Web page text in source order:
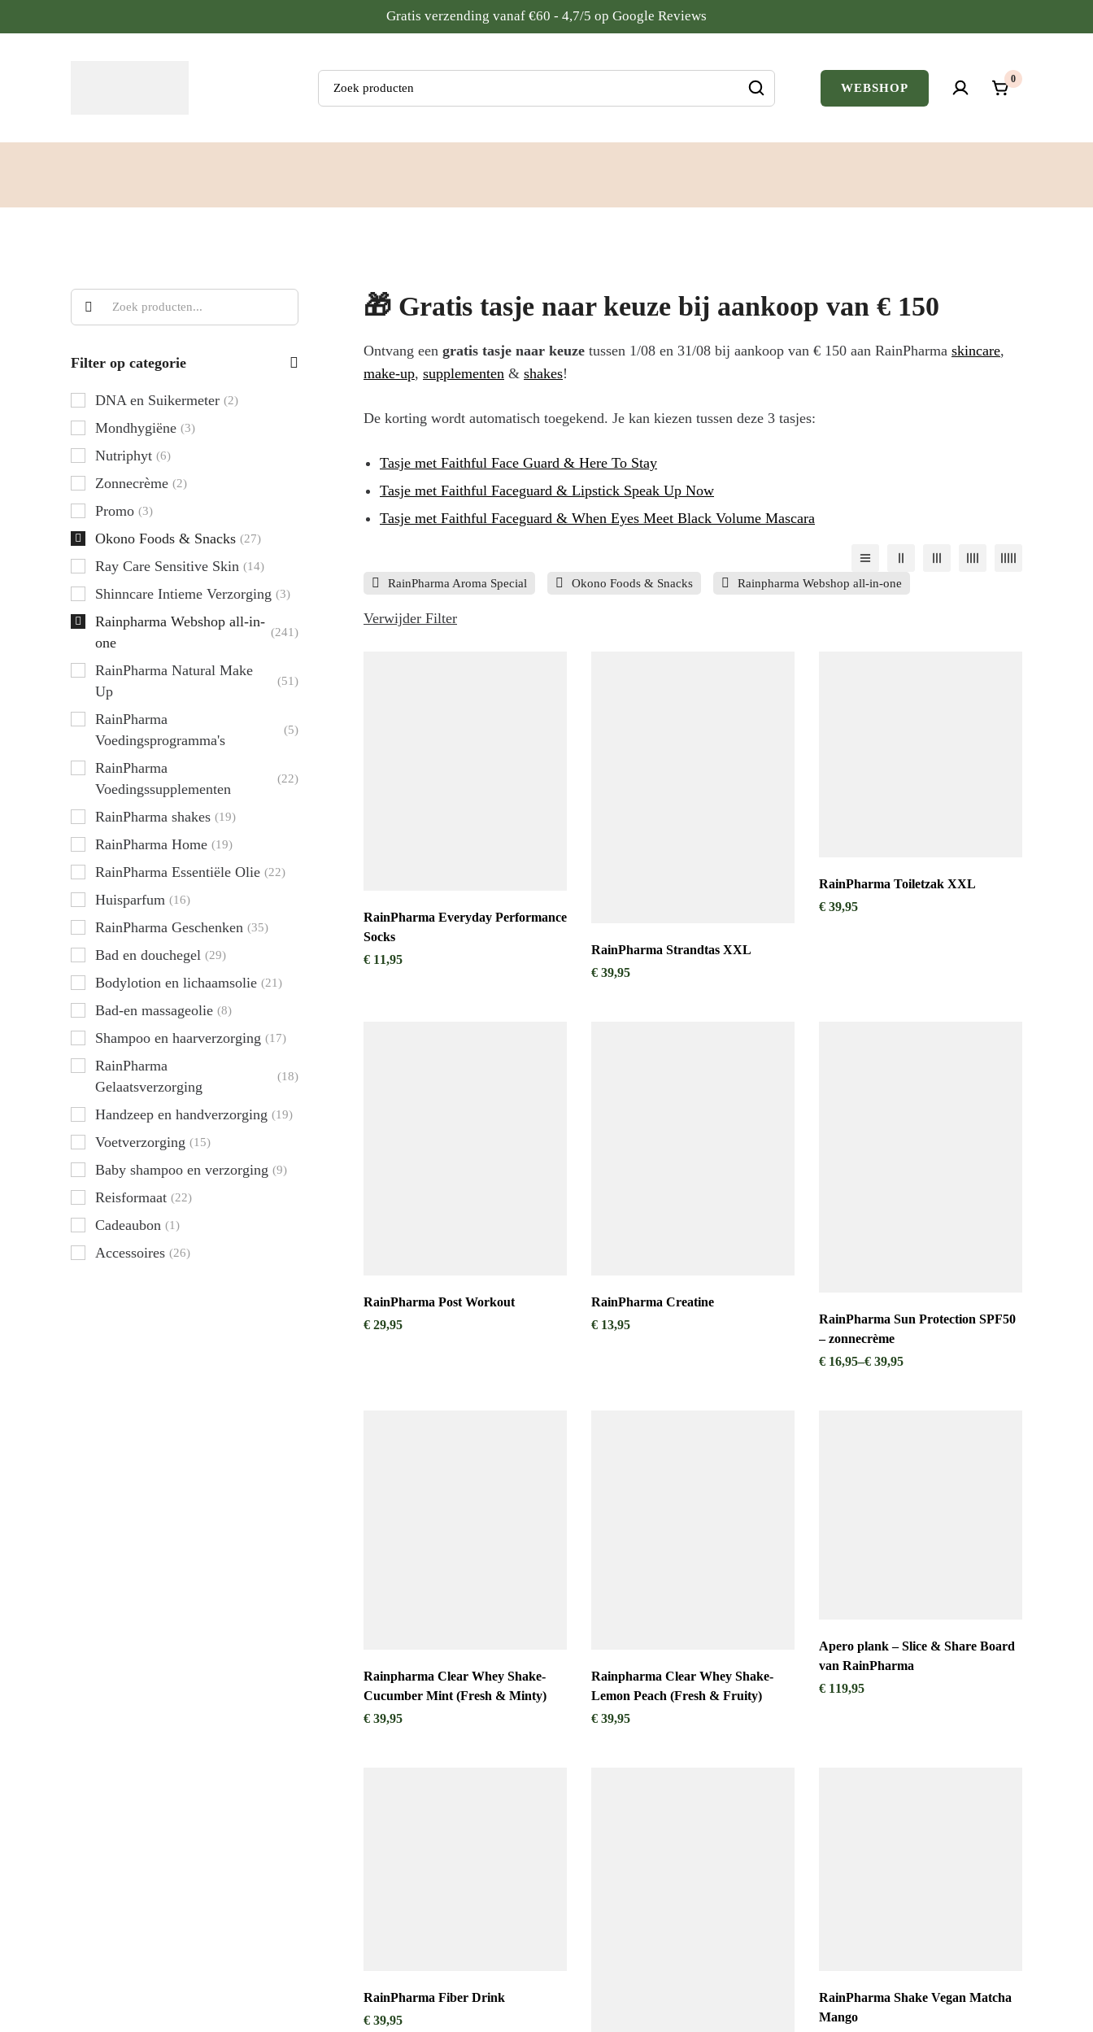
Gratis verzending vanaf €60 - 4,7/5 op Google Reviews
Zoeken: WEBSHOP
0
Filter op categorie
DNA en Suikermeter (2)
Mondhygiëne (3)
Nutriphyt (6)
Zonnecrème (2)
Promo (3)
Okono Foods & Snacks (27)
Ray Care Sensitive Skin (14)
Shinncare Intieme Verzorging (3)
Rainpharma Webshop all-in-
one
(241)
RainPharma Natural Make
Up
(51)
RainPharma
Voedingsprogramma's
(5)
RainPharma
Voedingssupplementen
(22)
RainPharma shakes (19)
RainPharma Home (19)
RainPharma Essentiële Olie (22)
Huisparfum (16)
RainPharma Geschenken (35)
Bad en douchegel (29)
Bodylotion en lichaamsolie (21)
Bad-en massageolie (8)
Shampoo en haarverzorging (17)
RainPharma
Gelaatsverzorging
(18)
Handzeep en handverzorging (19)
Voetverzorging (15)
Baby shampoo en verzorging (9)
Reisformaat (22)
Cadeaubon (1)
Accessoires (26)
🎁 Gratis tasje naar keuze bij aankoop van € 150
Ontvang een gratis tasje naar keuze tussen 1/08 en 31/08 bij aankoop van € 150 aan RainPharma skincare,
make-up, supplementen & shakes!
De korting wordt automatisch toegekend. Je kan kiezen tussen deze 3 tasjes:
Tasje met Faithful Face Guard & Here To Stay
Tasje met Faithful Faceguard & Lipstick Speak Up Now
Tasje met Faithful Faceguard & When Eyes Meet Black Volume Mascara
RainPharma Aroma Special Okono Foods & Snacks Rainpharma Webshop all-in-one
Verwijder Filter
RainPharma Everyday Performance
Socks
€ 11,95
RainPharma Strandtas XXL
€ 39,95
RainPharma Toiletzak XXL
€ 39,95
RainPharma Post Workout
€ 29,95
RainPharma Creatine
€ 13,95
RainPharma Sun Protection SPF50
– zonnecrème
€ 16,95–€ 39,95
Rainpharma Clear Whey Shake-
Cucumber Mint (Fresh & Minty)
€ 39,95
Rainpharma Clear Whey Shake-
Lemon Peach (Fresh & Fruity)
€ 39,95
Apero plank – Slice & Share Board
van RainPharma
€ 119,95
RainPharma Fiber Drink
€ 39,95
RainPharma Shake Vegan Matcha
Mango